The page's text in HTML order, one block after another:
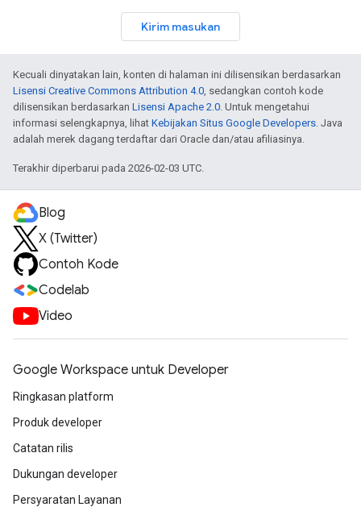
Kirim masukan
Kecuali dinyatakan lain, konten di halaman ini dilisensikan berdasarkan
Lisensi Creative Commons Attribution 4.0, sedangkan contoh kode
dilisensikan berdasarkan Lisensi Apache 2.0. Untuk mengetahui
informasi selengkapnya, lihat Kebijakan Situs Google Developers. Java
adalah merek dagang terdaftar dari Oracle dan/atau afiliasinya.
Terakhir diperbarui pada 2026-02-03 UTC.
Blog
X (Twitter)
Contoh Kode
Codelab
Video
Google Workspace untuk Developer
Ringkasan platform
Produk developer
Catatan rilis
Dukungan developer
Persyaratan Layanan